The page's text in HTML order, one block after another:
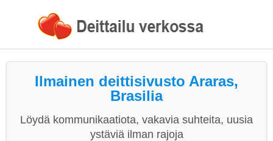
Ilmainen deittisivusto Araras,
Brasilia
Löydä kommunikaatiota, vakavia suhteita, uusia
ystäviä ilman rajoja